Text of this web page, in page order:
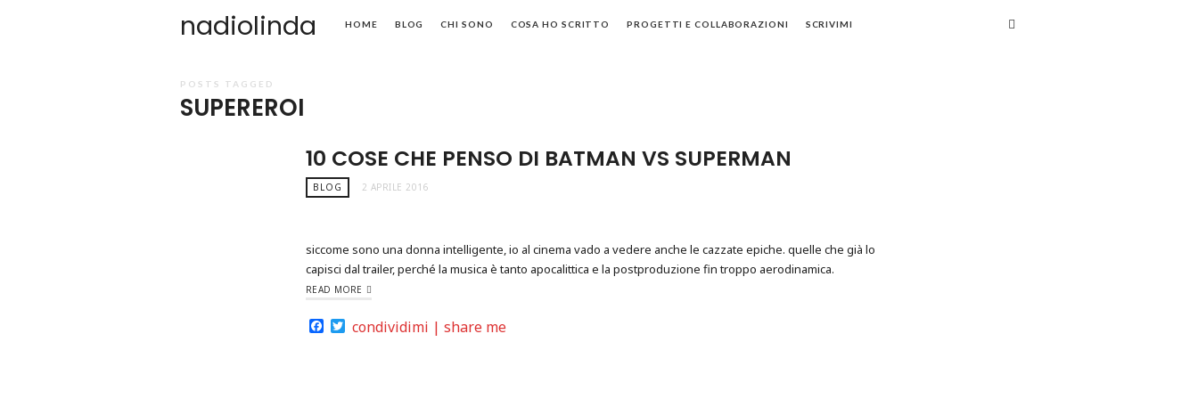
nadiolinda HOME BLOG CHI SONO COSA HO SCRITTO PROGETTI E COLLABORAZIONI SCRIVIMI
POSTS TAGGED
SUPEREROI
10 COSE CHE PENSO DI BATMAN VS SUPERMAN
BLOG 2 APRILE 2016
siccome sono una donna intelligente, io al cinema vado a vedere anche le cazzate epiche. quelle che già lo
capisci dal trailer, perché la musica è tanto apocalittica e la postproduzione fin troppo aerodinamica.
READ MORE
Facebook
Twitter
condividimi | share me